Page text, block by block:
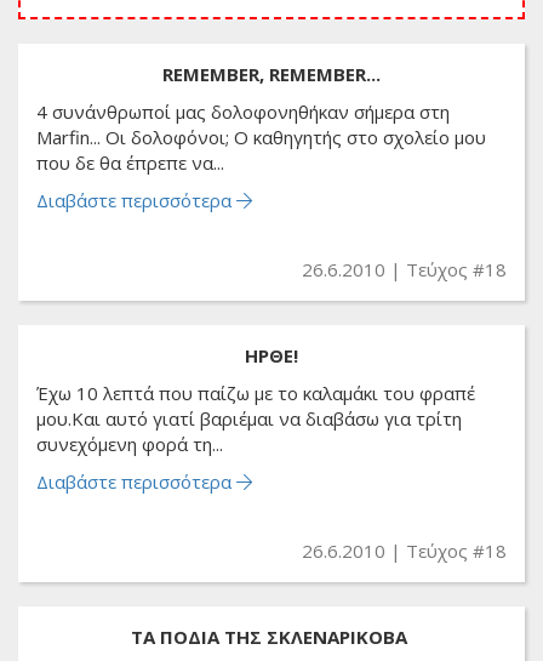
REMEMBER, REMEMBER...
4 συνάνθρωποί μας δολοφονηθήκαν σήμερα στη
Marfin... Οι δολοφόνοι; Ο καθηγητής στο σχολείο μου
που δε θα έπρεπε να...
Διαβάστε περισσότερα
26.6.2010 Τεύχος #18
ΗΡΘΕ!
Έχω 10 λεπτά που παίζω με το καλαμάκι του φραπέ
μου.Και αυτό γιατί βαριέμαι να διαβάσω για τρίτη
συνεχόμενη φορά τη...
Διαβάστε περισσότερα
26.6.2010 Τεύχος #18
ΤΑ ΠΟΔΙΑ ΤΗΣ ΣΚΛΕΝΑΡΙΚΟΒΑ